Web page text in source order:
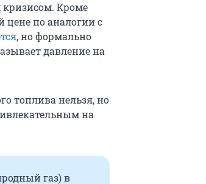
Кроме
цене по аналогии с
, но формально
давление на
топлива нельзя, но
на
газ) в